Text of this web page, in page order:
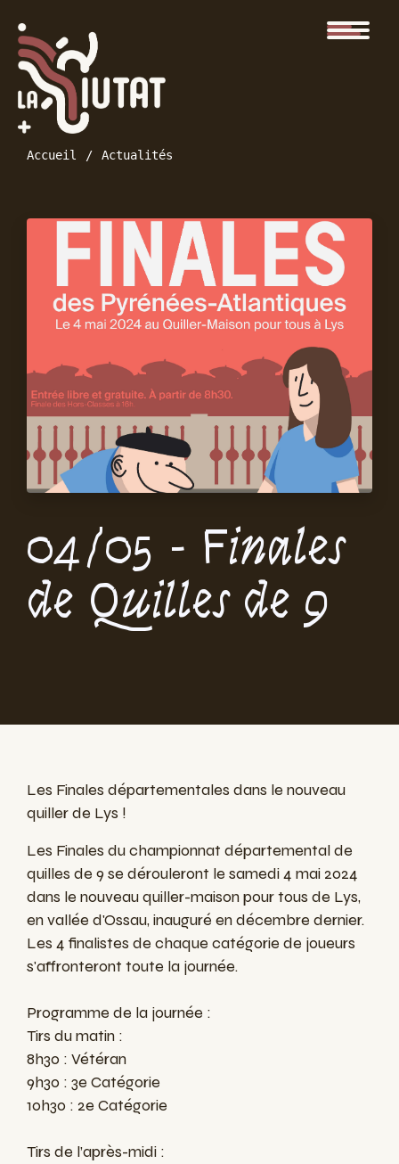
Accueil Actualités
04/05 - Finales
de Quilles de 9
Les Finales départementales dans le nouveau
quiller de Lys !
Les Finales du championnat départemental de
quilles de 9 se dérouleront le samedi 4 mai 2024
dans le nouveau quiller-maison pour tous de Lys,
en vallée d'Ossau, inauguré en décembre dernier.
Les 4 finalistes de chaque catégorie de joueurs
s'affronteront toute la journée.
Programme de la journée :
Tirs du matin :
8h30 : Vétéran
9h30 : 3e Catégorie
10h30 : 2e Catégorie
Tirs de l’après-midi :